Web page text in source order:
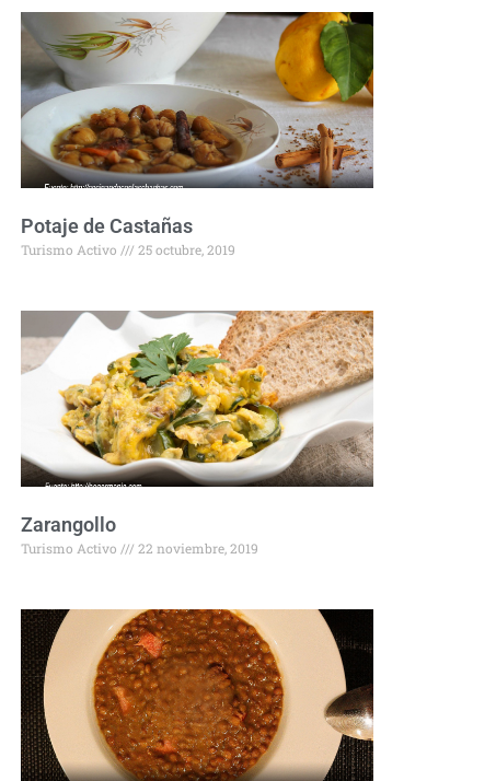
Potaje de Castañas
Turismo Activo 25 octubre, 2019
Zarangollo
Turismo Activo 22 noviembre, 2019